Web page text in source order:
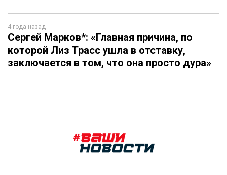
4 года назад
Сергей Марков*: «Главная причина, по
которой Лиз Трасс ушла в отставку,
заключается в том, что она просто дура»